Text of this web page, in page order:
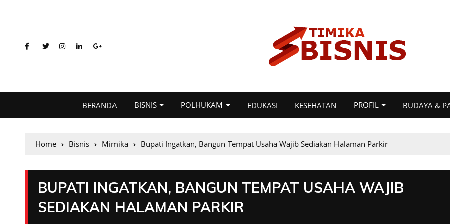
BERANDA BISNIS POLHUKAM EDUKASI KESEHATAN PROFIL BUDAYA &
Home Bisnis Mimika Bupati Ingatkan, Bangun Tempat Usaha Wajib Sediakan Halaman Parkir
BUPATI INGATKAN, BANGUN TEMPAT USAHA WAJIB
SEDIAKAN HALAMAN PARKIR